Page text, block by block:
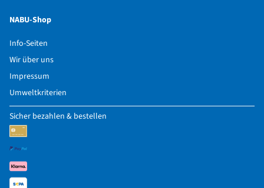
NABU-Shop
Info-Seiten
Wir über uns
Impressum
Umweltkriterien
Sicher bezahlen & bestellen